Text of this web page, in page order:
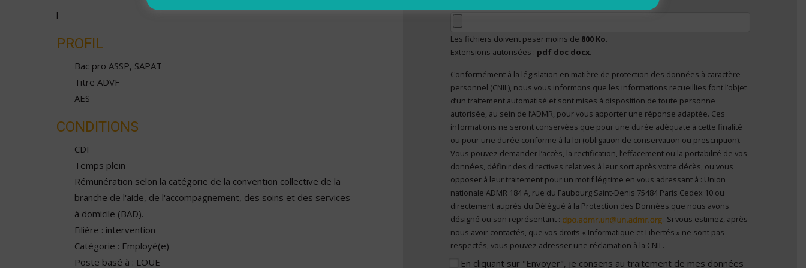
l
PROFIL
Bac pro ASSP, SAPAT
Titre ADVF
AES
CONDITIONS
CDI
Temps plein
Rémunération selon la catégorie de la convention collective de la
branche de l'aide, de l'accompagnement, des soins et des services
à domicile (BAD).
Filière : intervention
Catégorie : Employé(e)
Poste basé à : LOUE
Les fichiers doivent peser moins de 800 Ko.
Extensions autorisées : pdf doc docx.
En cliquant sur "Envoyer", je consens au traitement de mes données à
caractère personnel*
Conformément à la législation en matière de protection des données à caractère
personnel (CNIL), nous vous informons que les informations recueillies font l’objet
d’un traitement automatisé et sont mises à disposition de toute personne
autorisée, au sein de l’ADMR, pour vous apporter une réponse adaptée. Ces
informations ne seront conservées que pour une durée adéquate à cette finalité
ou pour une durée conforme à la loi (obligation de conservation ou prescription).
Vous pouvez demander l’accès, la rectification, l’effacement ou la portabilité de vos
données, définir des directives relatives à leur sort après votre décès, ou vous
opposer à leur traitement pour un motif légitime en vous adressant à : Union
nationale ADMR 184 A, rue du Faubourg Saint-Denis 75484 Paris Cedex 10 ou
directement auprès du Délégué à la Protection des Données que nous avons
désigné ou son représentant :
. Si vous estimez, après
nous avoir contactés, que vos droits « Informatique et Libertés » ne sont pas
respectés, vous pouvez adresser une réclamation à la CNIL.
En cliquant sur "Envoyer", je consens au traitement de mes données